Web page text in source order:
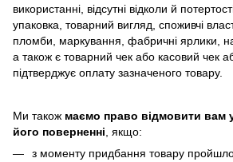
використанні, відсутні відколи й
упаковка, товарний вигляд, споживчі
пломби, маркування, фабричні ярлики,
а також є товарний чек або касовий чек
підтверджує оплату зазначеного товару.
Ми також маємо право відмовити вам
його поверненні , якщо:
з моменту придбання товару